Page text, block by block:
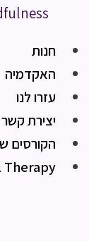
חנות
האקדמיה
עזרו לנו
יצירת קשר
הקורסים
Therapy